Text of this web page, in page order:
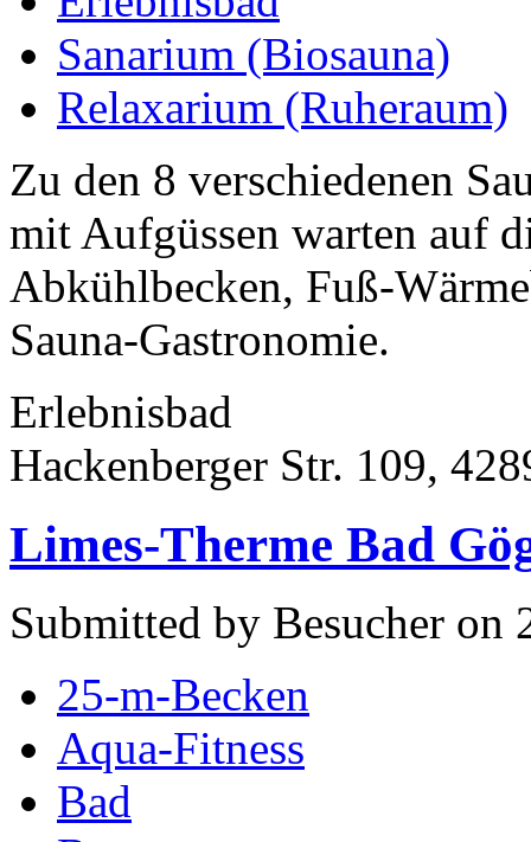
Sanarium (Biosauna)
Relaxarium (Ruheraum)
Zu den 8 verschiedenen
mit Aufgüssen warten auf
Abkühlbecken, Fuß-
Sauna-Gastronomie.
Erlebnisbad
Hackenberger Str. 109,
Limes-Therme Bad
Submitted by Besucher on
25-m-Becken
Aqua-Fitness
Bad